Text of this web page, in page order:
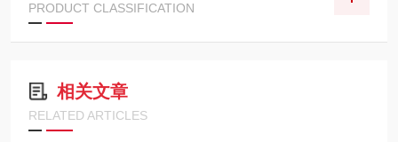
PRODUCT CLASSIFICATION
相关文章
RELATED ARTICLES